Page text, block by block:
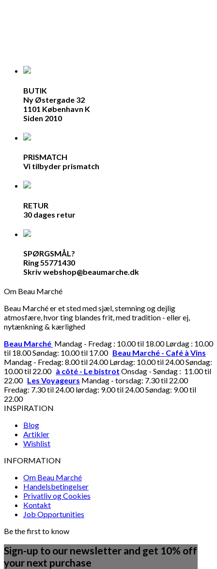
BUTIK
Ny Østergade 32
1101 København K
Siden 2010
PRISMATCH
Vi tilbyder prismatch
RETUR
30 dages retur
SPØRGSMÅL?
Ring 55771430
Skriv webshop@beaumarche.dk
Om Beau Marché
Beau Marché er et sted med sjæl, stemning og dejlig
atmosfære, hvor ting blandes frit, med tradition - eller ej,
nytænkning & kærlighed
Beau Marché Mandag - Fredag : 10.00 til 18.00 Lørdag : 10.00
til 18.00 Søndag: 10.00 til 17.00 Beau Marché - Café à Vins
Mandag - Fredag: 8.00 til 24.00 Lørdag: 10.00 til 24.00 Søndag:
10.00 til 22.00 à côté - Le bistrot Onsdag - Søndag : 11.00 til
22.00 Les Voyageurs Mandag - torsdag: 7.30 til 22.00
Fredag: 7.30 til 24.00 lørdag: 9.00 til 24.00 Søndag: 9.00 til
22.00
INSPIRATION
Blog
Artikler
Wishlist
INFORMATION
Om Beau Marché
Handelsbetingelser
Privatliv og Cookies
Kontakt
Job Opportunities
Be the first to know
Sign-up to our newsletter and get 10% off
your next purchase